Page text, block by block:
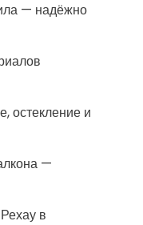
— надёжно
остекление и
—
в